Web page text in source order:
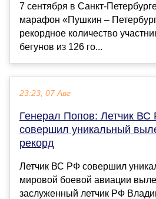
7 сентября в Санкт-
марафон «Пушкин –
рекордное количество
бегунов из 126 го...
23:23, 07 Авг
Генерал Попов: Летчик ВС
совершил уникальный
рекорд
Летчик ВС РФ совершил
мировой боевой авиации
заслуженный летчик РФ